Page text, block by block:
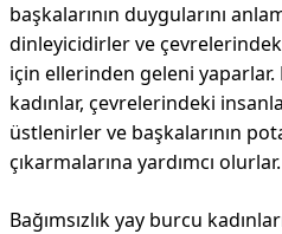
başkalarının duygularını
dinleyicidirler ve
için ellerinden geleni
kadınlar, çevrelerindeki
üstlenirler ve başkalarının
çıkarmalarına yardımcı olurlar.
Bağımsızlık yay burcu